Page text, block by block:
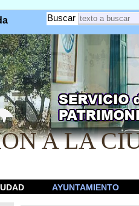
Buscar
A LA
AYUNTAMIENTO